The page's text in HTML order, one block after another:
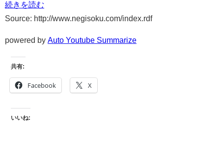
続きを読む
Source: http://www.negisoku.com/index.rdf
powered by Auto Youtube Summarize
共有:
Facebook X
いいね: